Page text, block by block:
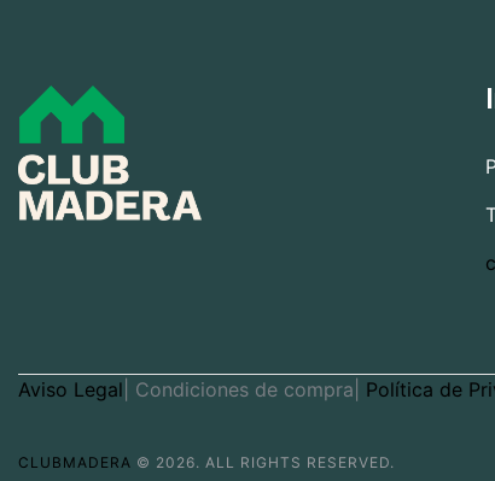
Aviso Legal | Condiciones de compra| Política de
CLUBMADERA © 2026. ALL RIGHTS RESERVED.